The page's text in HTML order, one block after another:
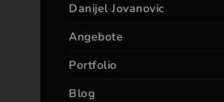
Danijel Jovanovic
Angebote
Portfolio
Blog